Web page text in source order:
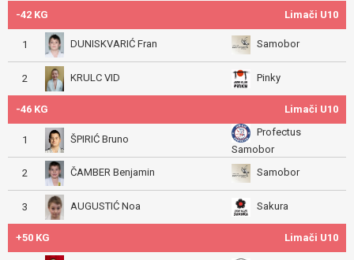
-42 KG
Limači U10
1 DUNISKVARIĆ Fran Samobor
2 KRULC VID Pinky
-46 KG Limači U10
1 ŠPIRIĆ Bruno
Profectus
Samobor
2
ČAMBER Benjamin Samobor
3 AUGUSTIĆ Noa Sakura
+50 KG Limači U10